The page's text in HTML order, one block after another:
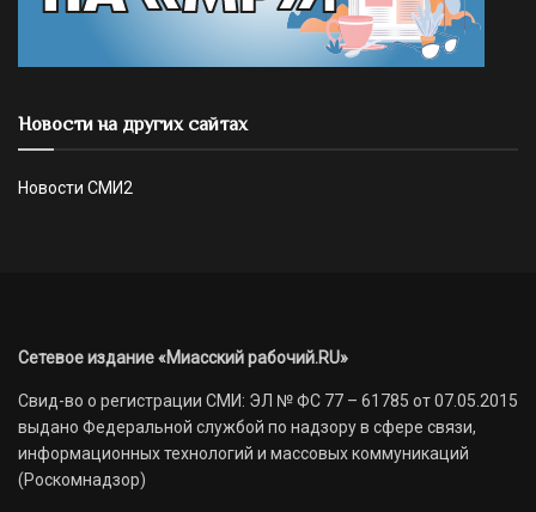
Новости на других сайтах
Новости СМИ2
Сетевое издание «Миасский рабочий.RU»
Свид-во о регистрации СМИ: ЭЛ № ФС 77 – 61785 от 07.05.2015
выдано Федеральной службой по надзору в сфере связи,
информационных технологий и массовых коммуникаций
(Роскомнадзор)